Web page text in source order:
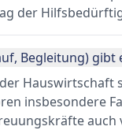
der
Begleitung) gibt
Hauswirtschaft
insbesondere